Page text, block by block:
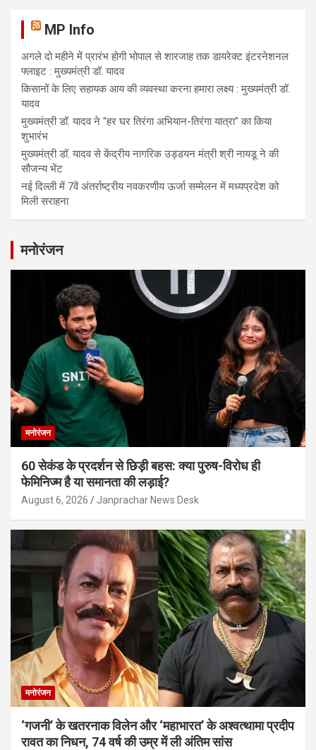
MP Info
अगले दो महीने में प्रारंभ होगी भोपाल से शारजाह तक डायरेक्ट इंटरनेशनल
फ्लाइट : मुख्यमंत्री डॉ. यादव
किसानों के लिए सहायक आय की व्यवस्था करना हमारा लक्ष्य : मुख्यमंत्री डॉ.
यादव
मुख्यमंत्री डॉ. यादव ने "हर घर तिरंगा अभियान-तिरंगा यात्रा" का किया
शुभारंभ
मुख्यमंत्री डॉ. यादव से केंद्रीय नागरिक उड्डयन मंत्री श्री नायडू ने की
सौजन्य भेंट
नई दिल्ली में 7वें अंतर्राष्ट्रीय नवकरणीय ऊर्जा सम्मेलन में मध्यप्रदेश को
मिली सराहना
मनोरंजन
मनोरंजन
60 सेकंड के प्रदर्शन से छिड़ी बहस: क्या पुरुष-विरोध ही
फेमिनिज्म है या समानता की लड़ाई?
August 6, 2026 Janprachar News Desk
मनोरंजन
‘गजनी’ के खतरनाक विलेन और ‘महाभारत’ के अश्वत्थामा प्रदीप
रावत का निधन, 74 वर्ष की उम्र में ली अंतिम सांस